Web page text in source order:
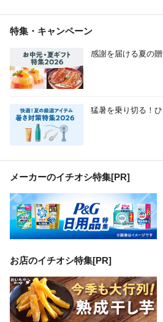
特集・キャンペーン
感謝を届ける夏の
猛暑を乗り切る！
メーカーのイチオシ特集[PR]
お店のイチオシ特集[PR]